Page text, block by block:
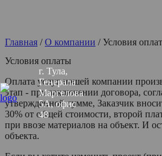
г. Тула,
Генерала
Маргелова
5А, офис
48
Главная /О компании /Условия
Условия оплаты
Оплата услуг нашей компании
этап - при заключении договора,
утвержденной сумме, Заказчик
30% от общей стоимости, второй
при ввозе материалов на объект. И
объекта.